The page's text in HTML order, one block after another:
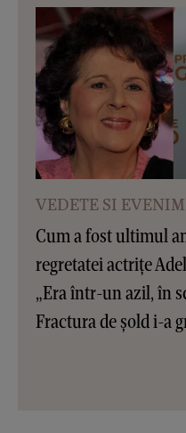
VEDETE SI
Cum a fost ultimul
regretatei actrițe
„Era într-un azil, în
Fractura de șold i-a